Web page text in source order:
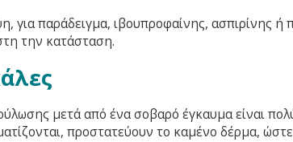
για παράδειγμα, ιβουπροφαίνης, ασπιρίνης ή
την κατάσταση.
μετά από ένα σοβαρό έγκαυμα είναι
προστατεύουν το καμένο δέρμα,